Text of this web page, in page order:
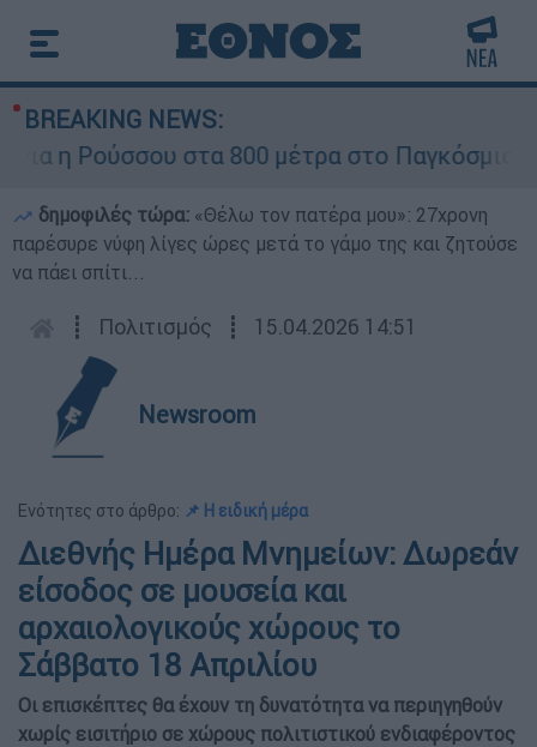
BREAKING NEWS:
η Ρούσσου στα 800 μέτρα στο Παγκόσμιο
δημοφιλές τώρα: «Θέλω τον πατέρα μου»: 27χρονη
παρέσυρε νύφη λίγες ώρες μετά το γάμο της και ζητούσε
να πάει σπίτι...
┋ Πολιτισμός ┋ 15.04.2026 14:51
Newsroom
Ενότητες στο άρθρο: 📌 Η ειδική μέρα
Διεθνής Ημέρα Μνημείων: Δωρεάν
είσοδος σε μουσεία και
αρχαιολογικούς χώρους το
Σάββατο 18 Απριλίου
Οι επισκέπτες θα έχουν τη δυνατότητα να περιηγηθούν
χωρίς εισιτήριο σε χώρους πολιτιστικού ενδιαφέροντος